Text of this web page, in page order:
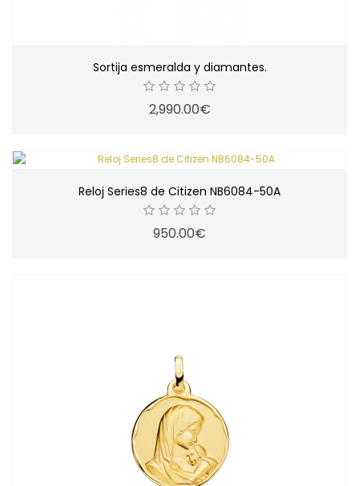
Sortija esmeralda y diamantes.
2,990.00€
Reloj Series8 de Citizen NB6084-50A
950.00€